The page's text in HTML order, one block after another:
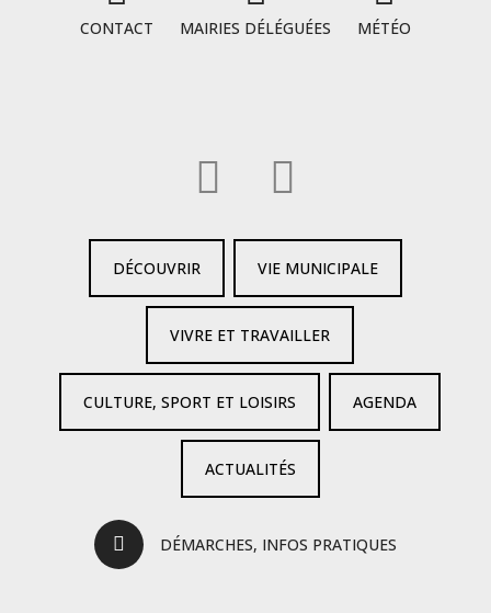
CONTACT MAIRIES DÉLÉGUÉES MÉTÉO
DÉCOUVRIR VIE MUNICIPALE
VIVRE ET TRAVAILLER
CULTURE, SPORT ET LOISIRS AGENDA
ACTUALITÉS
DÉMARCHES, INFOS PRATIQUES